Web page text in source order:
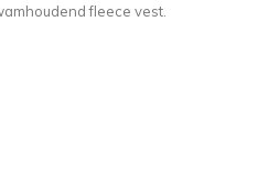
fleece vest.